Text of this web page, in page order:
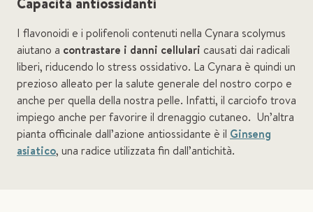
I flavonoidi e i polifenoli contenuti nella Cynara scolymus
aiutano a contrastare i danni cellulari causati dai radicali
liberi, riducendo lo stress ossidativo. La Cynara è quindi un
prezioso alleato per la salute generale del nostro corpo e
anche per quella della nostra pelle. Infatti, il carciofo trova
impiego anche per favorire il drenaggio cutaneo. Un’altra
pianta officinale dall’azione antiossidante è il Ginseng
asiatico, una radice utilizzata fin dall’antichità.